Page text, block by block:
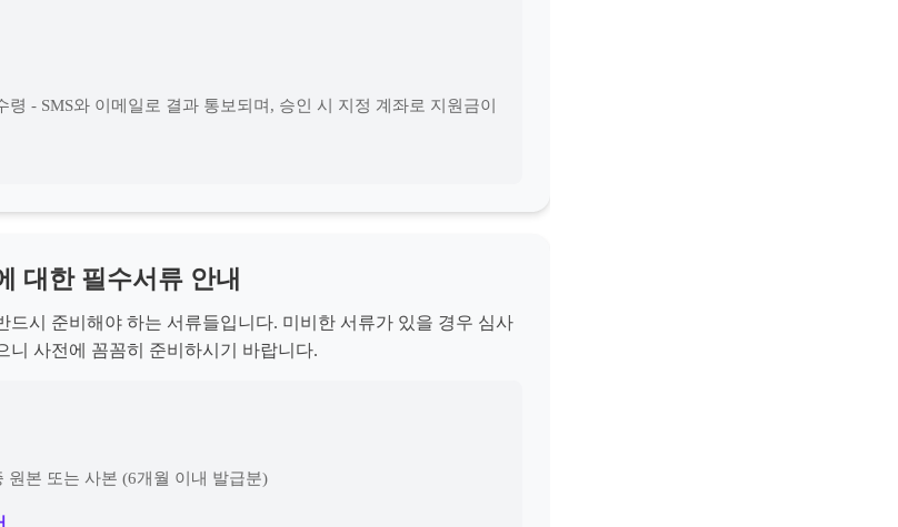
- SMS와 이메일로 결과 통보되며, 승인 시 지정 계좌로 지원금이
대한 필수서류 안내
드시 준비해야 하는 서류들입니다. 미비한 서류가 있을 경우 심사
니 사전에 꼼꼼히 준비하시기 바랍니다.
원본 또는 사본 (6개월 이내 발급분)